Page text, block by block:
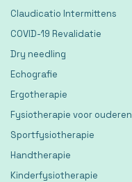
Claudicatio Intermittens
COVID-19 Revalidatie
Dry needling
Echografie
Ergotherapie
Fysiotherapie voor ouderen
Sportfysiotherapie
Handtherapie
Kinderfysiotherapie